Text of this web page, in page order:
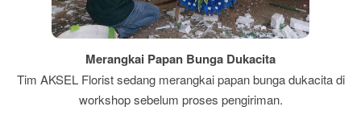
Merangkai Papan Bunga Dukacita
Tim AKSEL Florist sedang merangkai papan bunga dukacita di
workshop sebelum proses pengiriman.